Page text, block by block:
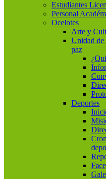
Estudiantes
Personal
Ocelotes
Arte y
Unidad de
paz
Deportes